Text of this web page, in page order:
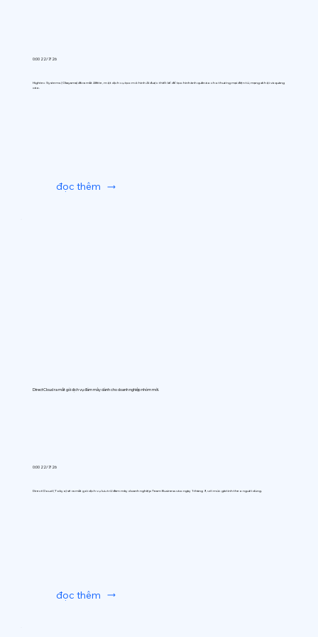
0:00 22/7/26
Hightec Systems (Okayama) đã ra mắt AIfitte, một dịch vụ tạo mô hình AI được thiết kế để tạo hình ảnh quần áo cho thương mại điện tử, mạng xã hội và quảng
cáo.
đọc thêm
DirectCloud ra mắt gói dịch vụ đám mây dành cho doanh nghiệp nhóm mới.
0:00 22/7/26
DirectCloud (Tokyo) sẽ ra mắt gói dịch vụ lưu trữ đám mây doanh nghiệp Team Business vào ngày 1 tháng 9, với mức giá tính theo người dùng.
đọc thêm